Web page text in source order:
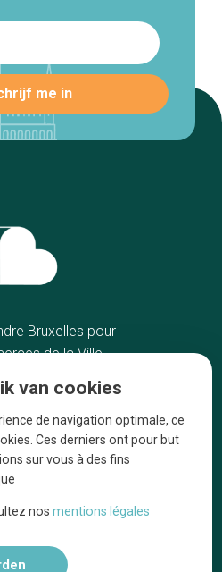
Bruxelles pour
de la Ville
De ambachtslieden
Over ons
Ze praten over ons!
kennisgevingen
van cookies
de navigation optimale, ce
Ces derniers ont pour but
sur vous à des fins
nosmentions légales